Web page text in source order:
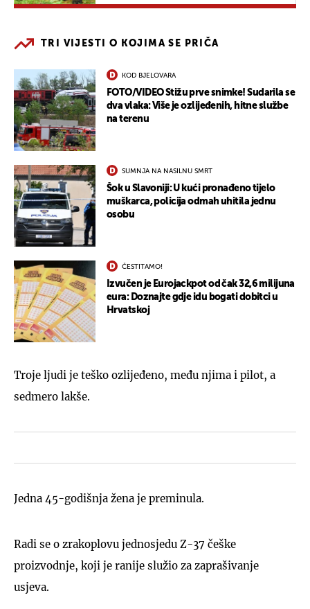
TRI VIJESTI O KOJIMA SE PRIČA
KOD BJELOVARA
FOTO/VIDEO Stižu prve snimke! Sudarila se
dva vlaka: Više je ozlijeđenih, hitne službe
na terenu
SUMNJA NA NASILNU SMRT
Šok u Slavoniji: U kući pronađeno tijelo
muškarca, policija odmah uhitila jednu
osobu
ČESTITAMO!
Izvučen je Eurojackpot od čak 32,6 milijuna
eura: Doznajte gdje idu bogati dobitci u
Hrvatskoj
Troje ljudi je teško ozlijeđeno, među njima i pilot, a
sedmero lakše.
Jedna 45-godišnja žena je preminula.
Radi se o zrakoplovu jednosjedu Z-37 češke
proizvodnje, koji je ranije služio za zaprašivanje
usjeva.